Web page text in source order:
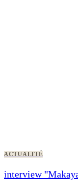
ACTUALITÉ
interview